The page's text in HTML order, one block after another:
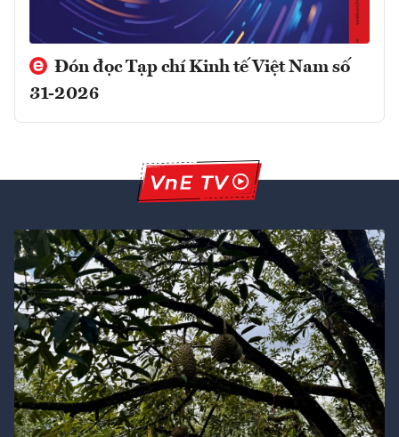
Đón đọc Tạp chí Kinh tế Việt Nam số
31-2026